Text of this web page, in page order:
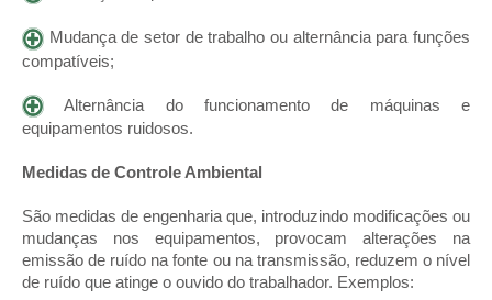
Mudança de setor de trabalho ou alternância para funções
compatíveis;
Alternância do funcionamento de máquinas e
equipamentos ruidosos.
Medidas de Controle Ambiental
São medidas de engenharia que, introduzindo modificações ou
mudanças nos equipamentos, provocam alterações na
emissão de ruído na fonte ou na transmissão, reduzem o nível
de ruído que atinge o ouvido do trabalhador. Exemplos: